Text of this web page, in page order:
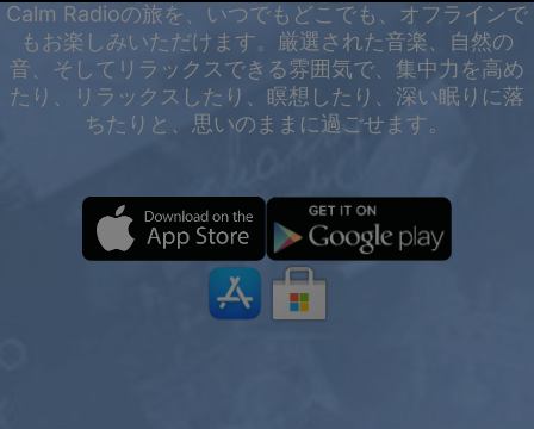
Calm Radioの旅を、いつでもどこでも、オフラインで
もお楽しみいただけます。厳選された音楽、自然の
音、そしてリラックスできる雰囲気で、集中力を高め
たり、リラックスしたり、瞑想したり、深い眠りに落
ちたりと、思いのままに過ごせます。